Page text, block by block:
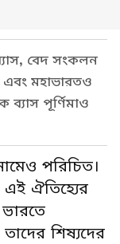
বেদ সংকলন
মহাভারতও
ব্যাস পূর্ণিমাও
পরিচিত।
এই ঐতিহ্যের
শিষ্যদের